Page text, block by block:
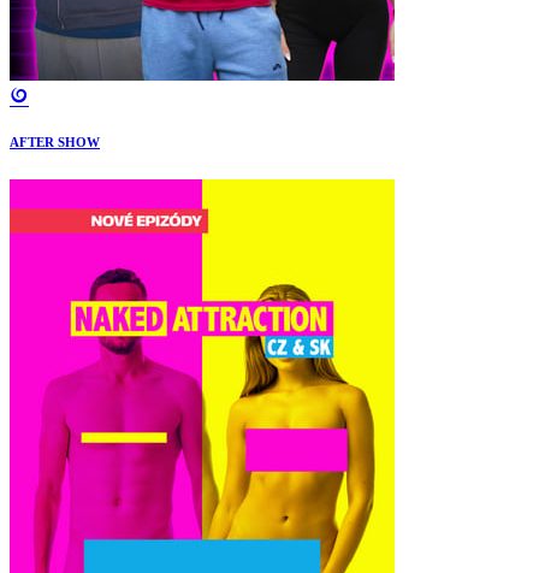
AFTER SHOW